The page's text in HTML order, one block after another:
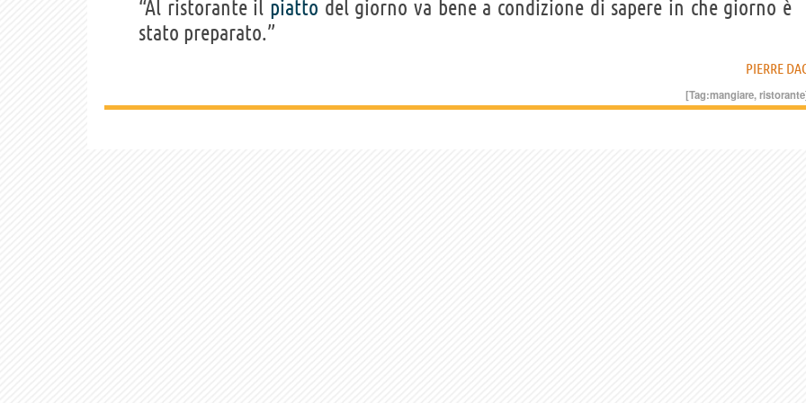
“Al ristorante il piatto del giorno va bene a condizione di sapere in che giorno è
stato preparato.”
PIERRE
[Tag:mangiare,ristorante